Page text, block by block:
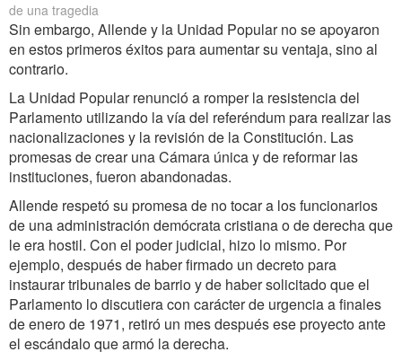
de una tragedia
Sin embargo, Allende y la Unidad Popular no se apoyaron
en estos primeros éxitos para aumentar su ventaja, sino al
contrario.
La Unidad Popular renunció a romper la resistencia del
Parlamento utilizando la vía del referéndum para realizar las
nacionalizaciones y la revisión de la Constitución. Las
promesas de crear una Cámara única y de reformar las
instituciones, fueron abandonadas.
Allende respetó su promesa de no tocar a los funcionarios
de una administración demócrata cristiana o de derecha que
le era hostil. Con el poder judicial, hizo lo mismo. Por
ejemplo, después de haber firmado un decreto para
instaurar tribunales de barrio y de haber solicitado que el
Parlamento lo discutiera con carácter de urgencia a finales
de enero de 1971, retiró un mes después ese proyecto ante
el escándalo que armó la derecha.